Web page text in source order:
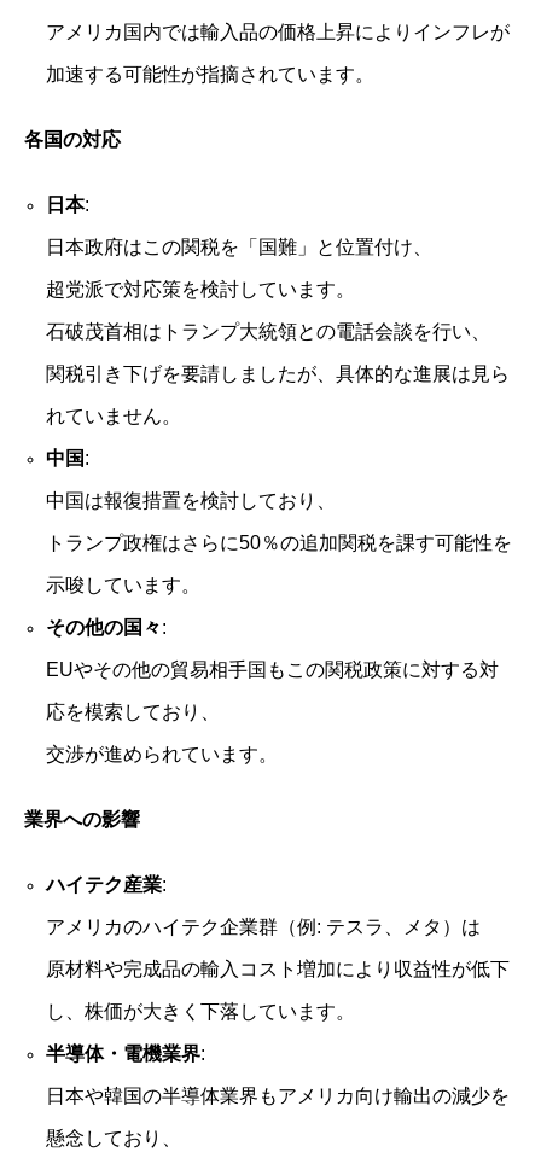
アメリカ国内では輸入品の価格上昇によりインフレが
加速する可能性が指摘されています。
各国の対応
日本:
日本政府はこの関税を「国難」と位置付け、
超党派で対応策を検討しています。
石破茂首相はトランプ大統領との電話会談を行い、
関税引き下げを要請しましたが、具体的な進展は見ら
れていません。
中国:
中国は報復措置を検討しており、
トランプ政権はさらに50％の追加関税を課す可能性を
示唆しています。
その他の国々:
EUやその他の貿易相手国もこの関税政策に対する対
応を模索しており、
交渉が進められています。
業界への影響
ハイテク産業:
アメリカのハイテク企業群（例: テスラ、メタ）は
原材料や完成品の輸入コスト増加により収益性が低下
し、株価が大きく下落しています。
半導体・電機業界:
日本や韓国の半導体業界もアメリカ向け輸出の減少を
懸念しており、